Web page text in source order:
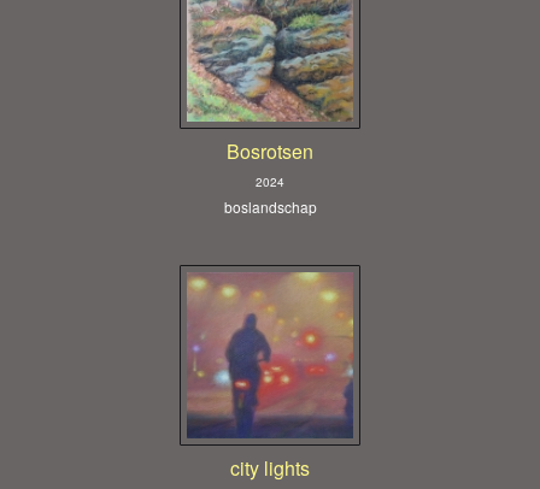
Bosrotsen
2024
boslandschap
city lights